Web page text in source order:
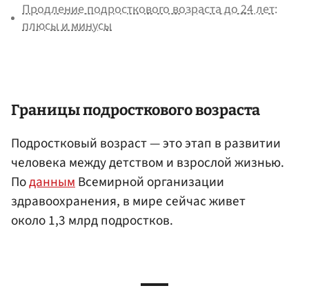
Продление подросткового возраста до 24 лет:
плюсы и минусы
Границы подросткового возраста
Подростковый возраст — это этап в развитии
человека между детством и взрослой жизнью.
ПоданнымВсемирной организации
здравоохранения, в мире сейчас живет
около 1,3 млрд подростков.